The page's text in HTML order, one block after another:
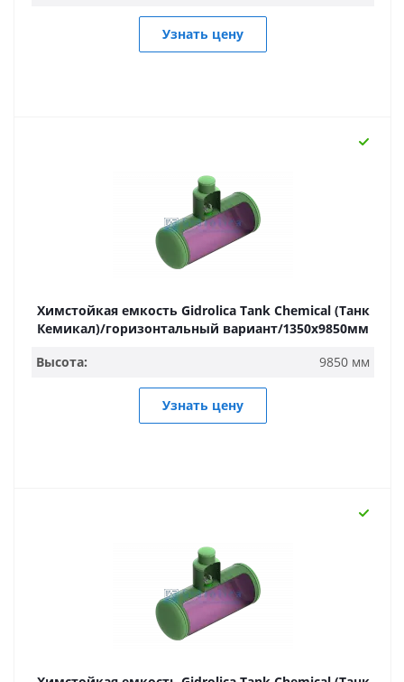
Узнать цену
Химстойкая емкость Gidrolica Tank Chemical (Танк
Кемикал)/горизонтальный вариант/1350х9850мм
Высота:
9850 мм
Узнать цену